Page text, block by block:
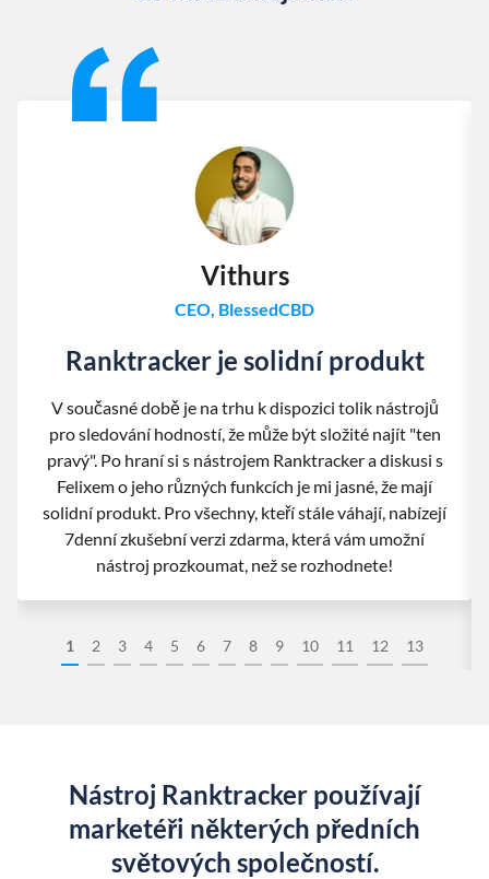
1 2 3 4 5 6 7 8 9 10 11 12 13
Vithurs
CEO, BlessedCBD
Ranktracker je solidní produkt
V současné době je na trhu k dispozici tolik nástrojů
pro sledování hodností, že může být složité najít "ten
pravý". Po hraní si s nástrojem Ranktracker a diskusi s
Felixem o jeho různých funkcích je mi jasné, že mají
solidní produkt. Pro všechny, kteří stále váhají, nabízejí
7denní zkušební verzi zdarma, která vám umožní
nástroj prozkoumat, než se rozhodnete!
Nástroj Ranktracker používají
marketéři některých předních
světových společností.